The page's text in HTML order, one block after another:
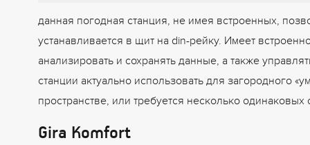
данная погодная станция, не имея встроенных,
устанавливается в щит на din-рейку. Имеет
анализировать и сохранять данные, а также
станции актуально использовать для загородного
пространстве, или требуется несколько
Gira Komfort